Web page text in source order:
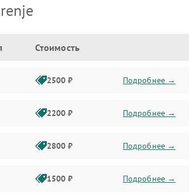
Стоимость
2500 ₽ Подробнее →
2200 ₽ Подробнее →
2800 ₽ Подробнее →
1500 ₽ Подробнее →